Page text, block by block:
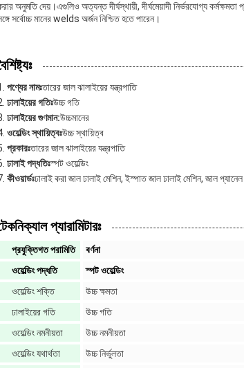
অনুমতি দেয়।এগুলিও অত্যন্ত দীর্ঘস্থায়ী, দীর্ঘমেয়াদী নির্ভরযোগ্য কর্মক্ষমতা
সর্বোচ্চ মানের welds অর্জন নিশ্চিত হতে পারেন।
পণ্যের নামঃতারের জাল ঝালাইয়ের যন্ত্রপাতি
ঢালাইয়ের গতিঃউচ্চ গতি
ঢালাইয়ের গুণমান:উচ্চমানের
ওয়েল্ডিং স্থায়িত্বঃউচ্চ স্থায়িত্ব
প্রকারঃতারের জাল ঝালাইয়ের যন্ত্রপাতি
ঢালাই পদ্ধতিঃস্পট ওয়েল্ডিং
কীওয়ার্ডঃঢালাই করা জাল ঢালাই মেশিন, ইস্পাত জাল ঢালাই মেশিন, জাল প্যানেল
প্যারামিটারঃ
প্রযুক্তিগত পরামিতি
বর্ণনা
ওয়েল্ডিং পদ্ধতি
স্পট ওয়েল্ডিং
ওয়েল্ডিং শক্তি
উচ্চ ক্ষমতা
ঢালাইয়ের গতি
উচ্চ গতি
ওয়েল্ডিং নমনীয়তা
উচ্চ নমনীয়তা
ওয়েল্ডিং যথার্থতা
উচ্চ নির্ভুলতা